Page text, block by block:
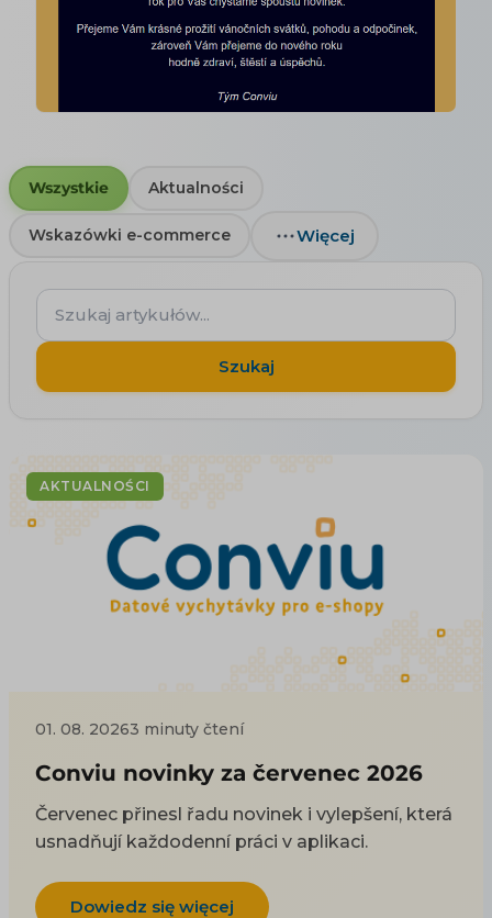
Wszystkie Aktualności
Wskazówki e-commerce Więcej
Szukaj
artykułów...
Szukaj
AKTUALNOŚCI
01. 08. 20263 minuty čtení
Conviu novinky za červenec 2026
Červenec přinesl řadu novinek i vylepšení, která
usnadňují každodenní práci v aplikaci.
Dowiedz się więcej